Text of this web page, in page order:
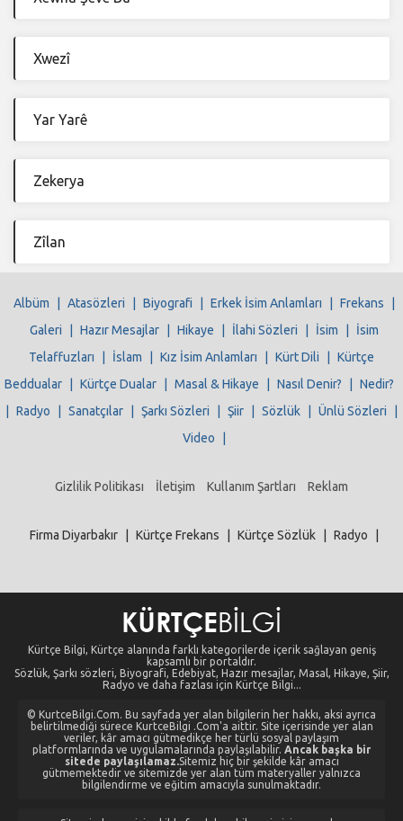
Xwezî
Yar Yarê
Zekerya
Zîlan
Albüm Atasözleri Biyografi Erkek İsim Anlamları Frekans
Galeri
Hazır Mesajlar Hikaye İlahi Sözleri İsim
İsim
Telaffuzları
İslam Kız İsim Anlamları Kürt Dili
Kürtçe
Beddualar
Kürtçe Dualar Masal & Hikaye Nasıl Denir?
Nedir?
Radyo Sanatçılar Şarkı Sözleri Şiir Sözlük Ünlü Sözleri
Video
Gizlilik Politikası İletişim Kullanım Şartları Reklam
Firma Diyarbakır Kürtçe Frekans Kürtçe Sözlük Radyo
Kürtçe Bilgi, Kürtçe alanında farklı kategorilerde içerik sağlayan geniş
kapsamlı bir portaldır.
Sözlük, Şarkı sözleri, Biyografi, Edebiyat, Hazır mesajlar, Masal, Hikaye, Şiir,
Radyo ve daha fazlası için Kürtçe Bilgi...
© KurtceBilgi.Com. Bu sayfada yer alan bilgilerin her hakkı, aksi ayrıca
belirtilmediği sürece KurtceBilgi .Com'a aittir. Site içerisinde yer alan
veriler, kâr amacı gütmedikçe her türlü sosyal paylaşım
platformlarında ve uygulamalarında paylaşılabilir. Ancak başka bir
sitede paylaşılamaz.Sitemiz hiç bir şekilde kâr amacı
gütmemektedir ve sitemizde yer alan tüm materyaller yalnızca
bilgilendirme ve eğitim amacıyla sunulmaktadır.